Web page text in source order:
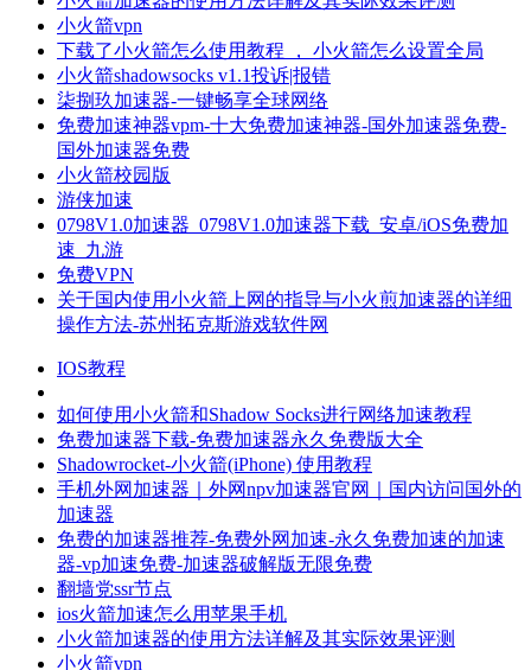
小火箭vpn
下载了小火箭怎么使用教程 ， 小火箭怎么设置全局
小火箭shadowsocks v1.1投诉|报错
柒捌玖加速器-一键畅享全球网络
免费加速神器vpm-十大免费加速神器-国外加速器免费-
国外加速器免费
小火箭校园版
游侠加速
0798V1.0加速器_0798V1.0加速器下载_安卓/iOS免费加
速_九游
免费VPN
关于国内使用小火箭上网的指导与小火煎加速器的详细
操作方法-苏州拓克斯游戏软件网
IOS教程
如何使用小火箭和Shadow Socks进行网络加速教程
免费加速器下载-免费加速器永久免费版大全
Shadowrocket-小火箭(iPhone) 使用教程
手机外网加速器｜外网npv加速器官网｜国内访问国外的
加速器
免费的加速器推荐-免费外网加速-永久免费加速的加速
器-vp加速免费-加速器破解版无限免费
翻墙党ssr节点
ios火箭加速怎么用苹果手机
小火箭加速器的使用方法详解及其实际效果评测
小火箭vpn